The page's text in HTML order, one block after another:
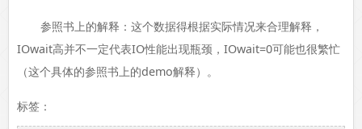
参照书上的解释：这个数据得根据实际情况来合理解释，
IOwait高并不一定代表IO性能出现瓶颈，IOwait=0可能也很繁忙
（这个具体的参照书上的demo解释）。
标签：